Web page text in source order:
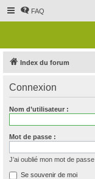
FAQ
Index du forum
Connexion
Nom d’utilisateur :
Mot de passe :
J’ai oublié mon mot de passe
Se souvenir de moi